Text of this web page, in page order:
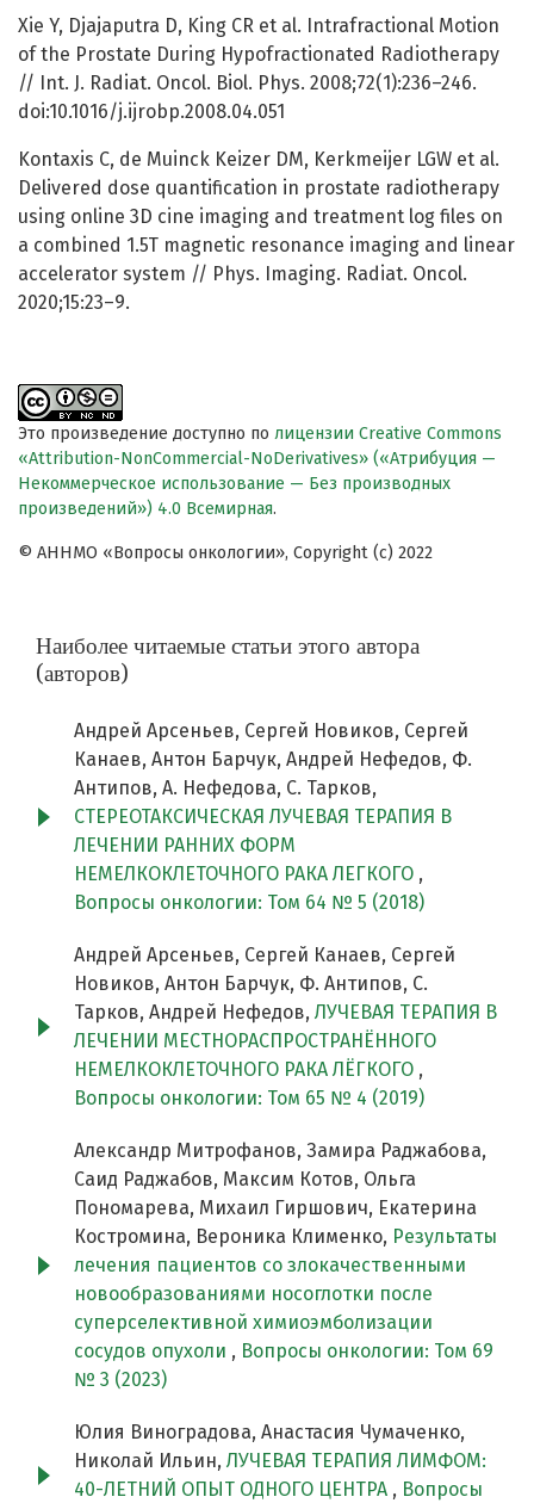
Xie Y, Djajaputra D, King CR et al. Intrafractional Motion
of the Prostate During Hypofractionated Radiotherapy
// Int. J. Radiat. Oncol. Biol. Phys. 2008;72(1):236–246.
doi:10.1016/j.ijrobp.2008.04.051
Kontaxis C, de Muinck Keizer DM, Kerkmeijer LGW et al.
Delivered dose quantification in prostate radiotherapy
using online 3D cine imaging and treatment log files on
a combined 1.5T magnetic resonance imaging and linear
accelerator system // Phys. Imaging. Radiat. Oncol.
2020;15:23–9.
Это произведение доступно по лицензии Creative Commons
«Attribution-NonCommercial-NoDerivatives» («Атрибуция —
Некоммерческое использование — Без производных
произведений») 4.0 Всемирная.
© АННМО «Вопросы онкологии», Copyright (c) 2022
Наиболее читаемые статьи этого автора
(авторов)
Андрей Арсеньев, Сергей Новиков, Сергей
Канаев, Антон Барчук, Андрей Нефедов, Ф.
Антипов, А. Нефедова, С. Тарков,
СТЕРЕОТАКСИЧЕСКАЯ ЛУЧЕВАЯ ТЕРАПИЯ В
ЛЕЧЕНИИ РАННИХ ФОРМ
НЕМЕЛКОКЛЕТОЧНОГО РАКА ЛЕГКОГО ,
Вопросы онкологии: Том 64 № 5 (2018)
Андрей Арсеньев, Сергей Канаев, Сергей
Новиков, Антон Барчук, Ф. Антипов, С.
Тарков, Андрей Нефедов, ЛУЧЕВАЯ ТЕРАПИЯ В
ЛЕЧЕНИИ МЕСТНОРАСПРОСТРАНЁННОГО
НЕМЕЛКОКЛЕТОЧНОГО РАКА ЛЁГКОГО ,
Вопросы онкологии: Том 65 № 4 (2019)
Александр Митрофанов, Замира Раджабова,
Саид Раджабов, Максим Котов, Ольга
Пономарева, Михаил Гиршович, Екатерина
Костромина, Вероника Клименко, Результаты
лечения пациентов со злокачественными
новообразованиями носоглотки после
суперселективной химиоэмболизации
сосудов опухоли , Вопросы онкологии: Том 69
№ 3 (2023)
Юлия Виноградова, Анастасия Чумаченко,
Николай Ильин, ЛУЧЕВАЯ ТЕРАПИЯ ЛИМФОМ:
40-ЛЕТНИЙ ОПЫТ ОДНОГО ЦЕНТРА , Вопросы